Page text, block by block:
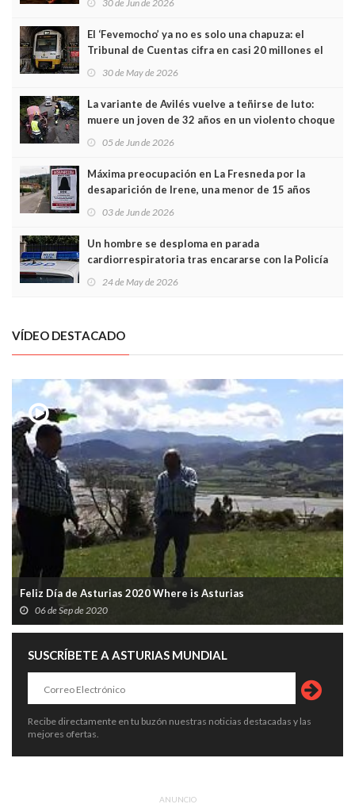
30 de Jun de 2026
El ‘Fevemocho’ ya no es solo una chapuza: el
Tribunal de Cuentas cifra en casi 20 millones el
sobrecoste de los trenes que no cabían por los
30 de May de 2026
La variante de Avilés vuelve a teñirse de luto:
muere un joven de 32 años en un violento choque
frontal
05 de Jun de 2026
Máxima preocupación en La Fresneda por la
desaparición de Irene, una menor de 15 años
03 de Jun de 2026
Un hombre se desploma en parada
cardiorrespiratoria tras encararse con la Policía
Local en Luanco
24 de May de 2026
VÍDEO DESTACADO
Feliz Día de Asturias 2020 Where is Asturias
06 de Sep de 2020
SUSCRÍBETE A ASTURIAS MUNDIAL
Recibe directamente en tu buzón nuestras noticias destacadas y las
mejores ofertas.
ANUNCIO